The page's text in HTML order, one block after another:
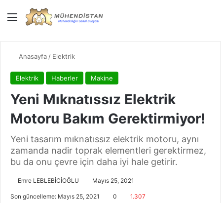
Menü
Anasayfa / Elektrik
Elektrik Haberler Makine
Yeni Mıknatıssız Elektrik
Motoru Bakım Gerektirmiyor!
Yeni tasarım mıknatıssız elektrik motoru, aynı
zamanda nadir toprak elementleri gerektirmez,
bu da onu çevre için daha iyi hale getirir.
Emre LEBLEBİCİOĞLU Mayıs 25, 2021
Son güncelleme: Mayıs 25, 2021 0 1.307